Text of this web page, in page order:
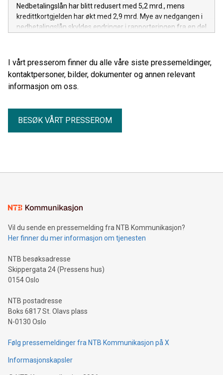
Nedbetalingslån har blitt redusert med 5,2 mrd., mens
kredittkortgjelden har økt med 2,9 mrd. Mye av nedgangen i
nedbetalingslån skyldes endringer i rapporteringen fra en del
I vårt presserom finner du alle våre siste pressemeldinger,
kontaktpersoner, bilder, dokumenter og annen relevant
informasjon om oss.
BESØK VÅRT PRESSEROM
Vil du sende en pressemelding fra NTB Kommunikasjon?
Her finner du mer informasjon om tjenesten
NTB besøksadresse
Skippergata 24 (Pressens hus)
0154 Oslo
NTB postadresse
Boks 6817 St. Olavs plass
N-0130 Oslo
Følg pressemeldinger fra NTB Kommunikasjon på X
Informasjonskapsler